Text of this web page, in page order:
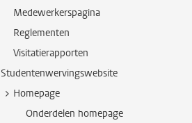
Medewerkerspagina
Reglementen
Visitatierapporten
Studentenwervingswebsite
Homepage
Onderdelen homepage